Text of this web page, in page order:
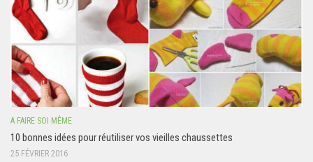
A FAIRE SOI MÊME
10 bonnes idées pour réutiliser vos vieilles chaussettes
25 FÉVRIER 2016